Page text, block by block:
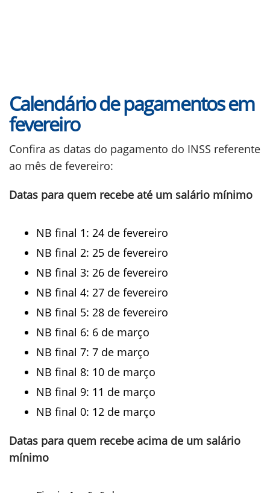
Calendário de pagamentos em
fevereiro
Confira as datas do pagamento do INSS referente
ao mês de fevereiro:
Datas para quem recebe até um salário mínimo
NB final 1: 24 de fevereiro
NB final 2: 25 de fevereiro
NB final 3: 26 de fevereiro
NB final 4: 27 de fevereiro
NB final 5: 28 de fevereiro
NB final 6: 6 de março
NB final 7: 7 de março
NB final 8: 10 de março
NB final 9: 11 de março
NB final 0: 12 de março
Datas para quem recebe acima de um salário
mínimo